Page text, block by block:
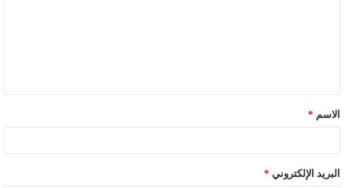
ق
*الاسم *
البريد الإلكتروني *